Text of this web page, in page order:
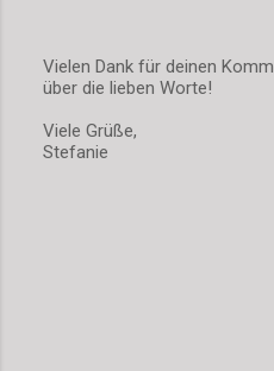
K
m
m
Vielen Dank für deinen
über die lieben Worte!
Viele Grüße,
Stefanie